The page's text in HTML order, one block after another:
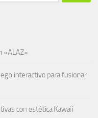
«ALAZ»
interactivo para fusionar
con estética Kawaii